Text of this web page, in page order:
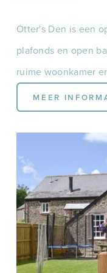
Otter's Den is een
plafonds en open
ruime woonkamer
MEER